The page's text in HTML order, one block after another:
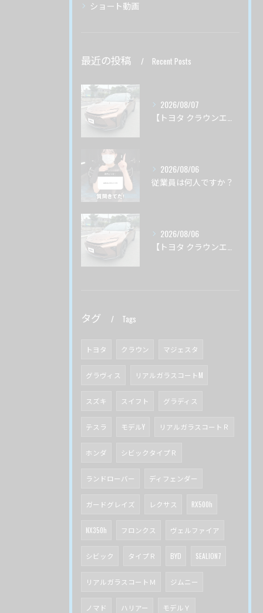
ショート動画
最近の投稿 Recent Posts
2026/08/07
2026/08/06
従業員は何人ですか？
2026/08/06
タグ Tags
トヨタ クラウン マジェスタ
グラヴィス リアルガラスコートM
スズキ スイフト グラディス
テスラ モデルY リアルガラスコートＲ
ホンダ シビックタイプＲ
ランドローバー ディフェンダー
ガードグレイズ レクサス RX500h
NX350h フロンクス ヴェルファイア
シビック タイプＲ BYD SEALION7
リアルガラスコートＭ ジムニー
ノマド ハリアー モデルＹ